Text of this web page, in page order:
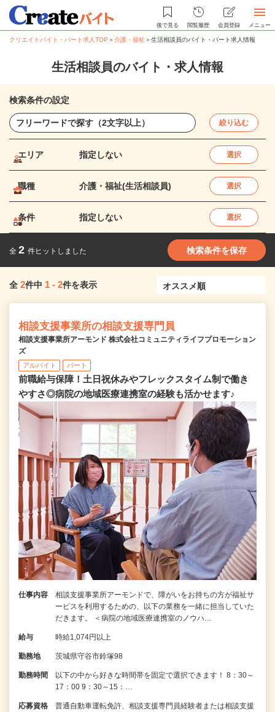
後で見る 閲覧履歴 会員登録 メニュー
クリエイトバイト・パート求人TOP ＞介護・福祉＞生活相談員のバイト・パート求人情報
生活相談員のバイト・求人情報
検索条件の設定
絞り込む
エリア 指定しない 選択
職種 介護・福祉(生活相談員) 選択
条件 指定しない 選択
全 2 件ヒットしました 検索条件を保存
全 2件中 1 - 2件を表示
相談支援事業所の相談支援専門員
相談支援事業所アーモンド 株式会社コミュニティライフプロモーション
ズ
アルバイト パート
前職給与保障！土日祝休みやフレックスタイム制で働き
やすさ◎病院の地域医療連携室の経験も活かせます♪
仕事内容
相談支援事業所アーモンドで、障がいをお持ちの方が福祉サ
ービスを利用するための、以下の業務を一緒に担当していた
だきます。 ＜病院の地域医療連携室のノウハ…
給与 時給1,074円以上
勤務地 茨城県守谷市鈴塚98
勤務時間
以下の中から好きな時間帯を固定で選択できます！ 8：30～
17：00 9：30～15：…
応募資格
普通自動車運転免許、相談支援専門員経験者または相談支援